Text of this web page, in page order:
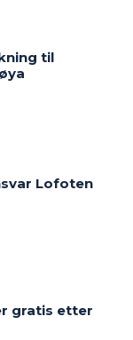
til
Lofoten
gratis etter